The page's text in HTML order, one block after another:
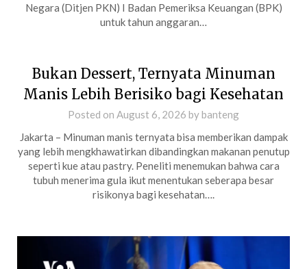
Negara (Ditjen PKN) I Badan Pemeriksa Keuangan (BPK)
untuk tahun anggaran…
Bukan Dessert, Ternyata Minuman
Manis Lebih Berisiko bagi Kesehatan
Posted on August 6, 2026 bybanteng
Jakarta – Minuman manis ternyata bisa memberikan dampak
yang lebih mengkhawatirkan dibandingkan makanan penutup
seperti kue atau pastry. Peneliti menemukan bahwa cara
tubuh menerima gula ikut menentukan seberapa besar
risikonya bagi kesehatan….